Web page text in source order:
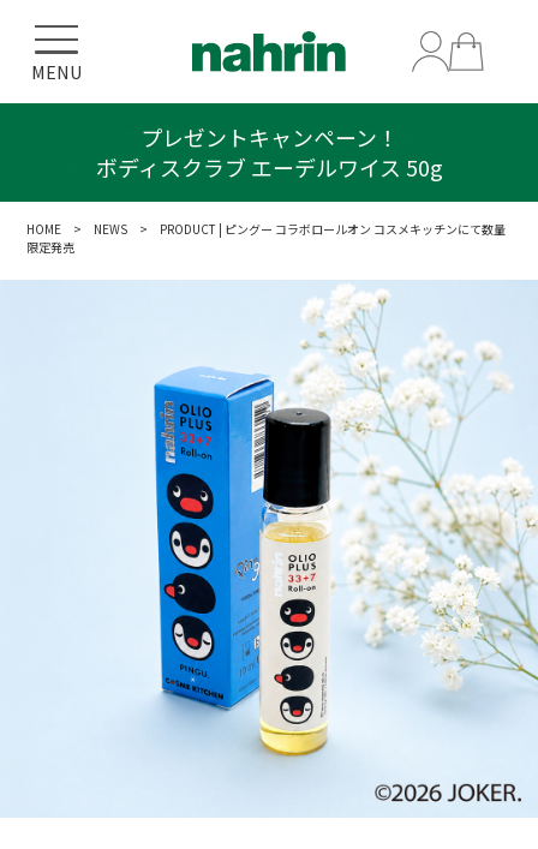
MENU
プレゼントキャンペーン！
ボディスクラブ エーデルワイス 50g
HOME > NEWS > PRODUCT | ピングー コラボロールオン コスメキッチンにて数量
限定発売